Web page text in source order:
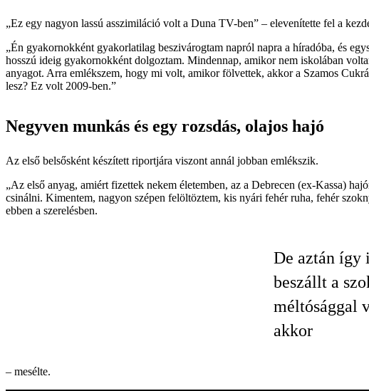
„Ez egy nagyon lassú asszimiláció volt a Duna TV-ben” – elevenítette fel a
„Én gyakornokként gyakorlatilag beszivárogtam napról napra a híradóba, és
hosszú ideig gyakornokként dolgoztam. Mindennap, amikor nem iskolában
anyagot. Arra emlékszem, hogy mi volt, amikor fölvettek, akkor a Szamos
lesz? Ez volt 2009-ben.”
Negyven munkás és egy rozsdás, olajos hajó
Az első belsősként készített riportjára viszont annál jobban emlékszik.
„Az első anyag, amiért fizettek nekem életemben, az a Debrecen (ex-Kassa)
csinálni. Kimentem, nagyon szépen felöltöztem, kis nyári fehér ruha, fehér
ebben a szerelésben.
De aztán így
beszállt a
méltósággal
akkor
– mesélte.